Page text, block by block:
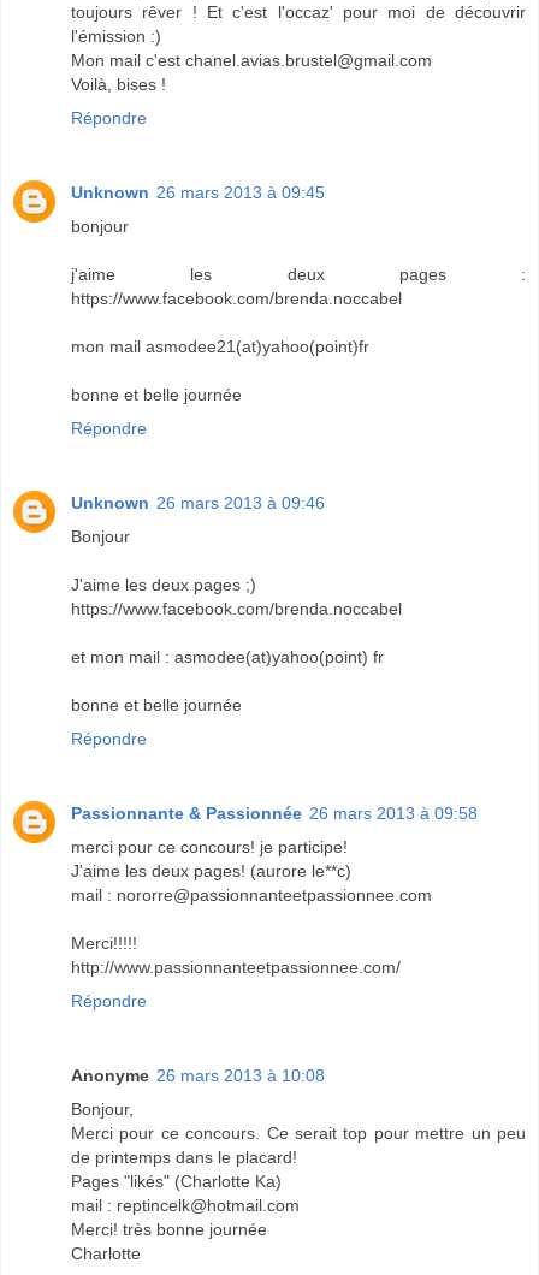
toujours rêver ! Et c'est l'occaz' pour moi de découvrir
l'émission :)
Mon mail c'est chanel.avias.brustel@gmail.com
Voilà, bises !
Répondre
Unknown 26 mars 2013 à 09:45
bonjour
j'aime les deux pages :
https://www.facebook.com/brenda.noccabel
mon mail asmodee21(at)yahoo(point)fr
bonne et belle journée
Répondre
Unknown 26 mars 2013 à 09:46
Bonjour
J'aime les deux pages ;)
https://www.facebook.com/brenda.noccabel
et mon mail : asmodee(at)yahoo(point) fr
bonne et belle journée
Répondre
Passionnante & Passionnée 26 mars 2013 à 09:58
merci pour ce concours! je participe!
J'aime les deux pages! (aurore le**c)
mail : nororre@passionnanteetpassionnee.com
Merci!!!!!
http://www.passionnanteetpassionnee.com/
Répondre
Anonyme 26 mars 2013 à 10:08
Bonjour,
Merci pour ce concours. Ce serait top pour mettre un peu
de printemps dans le placard!
Pages "likés" (Charlotte Ka)
mail : reptincelk@hotmail.com
Merci! très bonne journée
Charlotte